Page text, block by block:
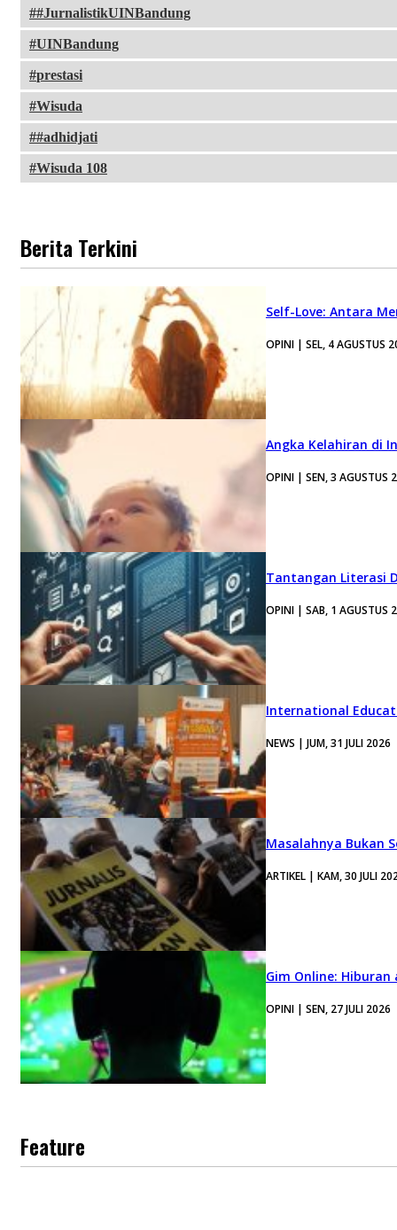
#JurnalistikUINBandung
UINBandung
prestasi
Wisuda
#adhidjati
Wisuda 108
Berita Terkini
Self-Love: Antara
OPINI | SEL, 4 AGUSTUS
Angka Kelahiran di
OPINI | SEN, 3 AGUSTUS
Tantangan Literasi
OPINI | SAB, 1 AGUSTUS
International
NEWS | JUM, 31 JULI 2026
Masalahnya Bukan
ARTIKEL | KAM, 30 JULI
Gim Online:
OPINI | SEN, 27 JULI 2026
Feature